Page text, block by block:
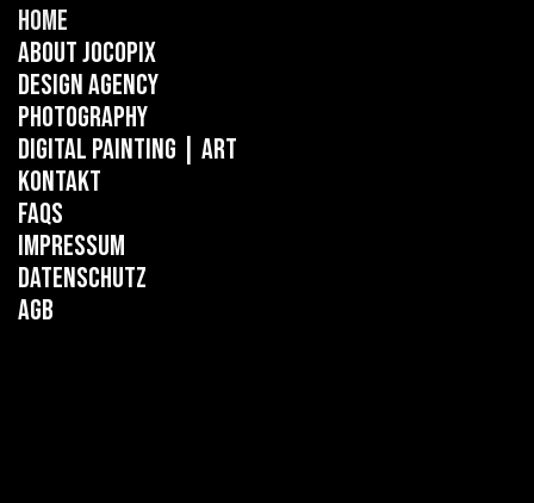
Home
About Jocopix
Design Agency
Photography
Digital Painting | ART
Kontakt
FAQs
Impressum
Datenschutz
AGB